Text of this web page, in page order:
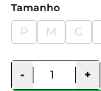
Tamanho
P M G
- +